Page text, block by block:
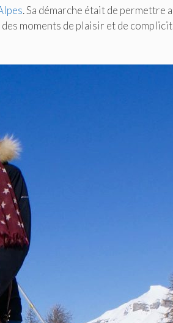
. Sa démarche était de permettre
moments de plaisir et de